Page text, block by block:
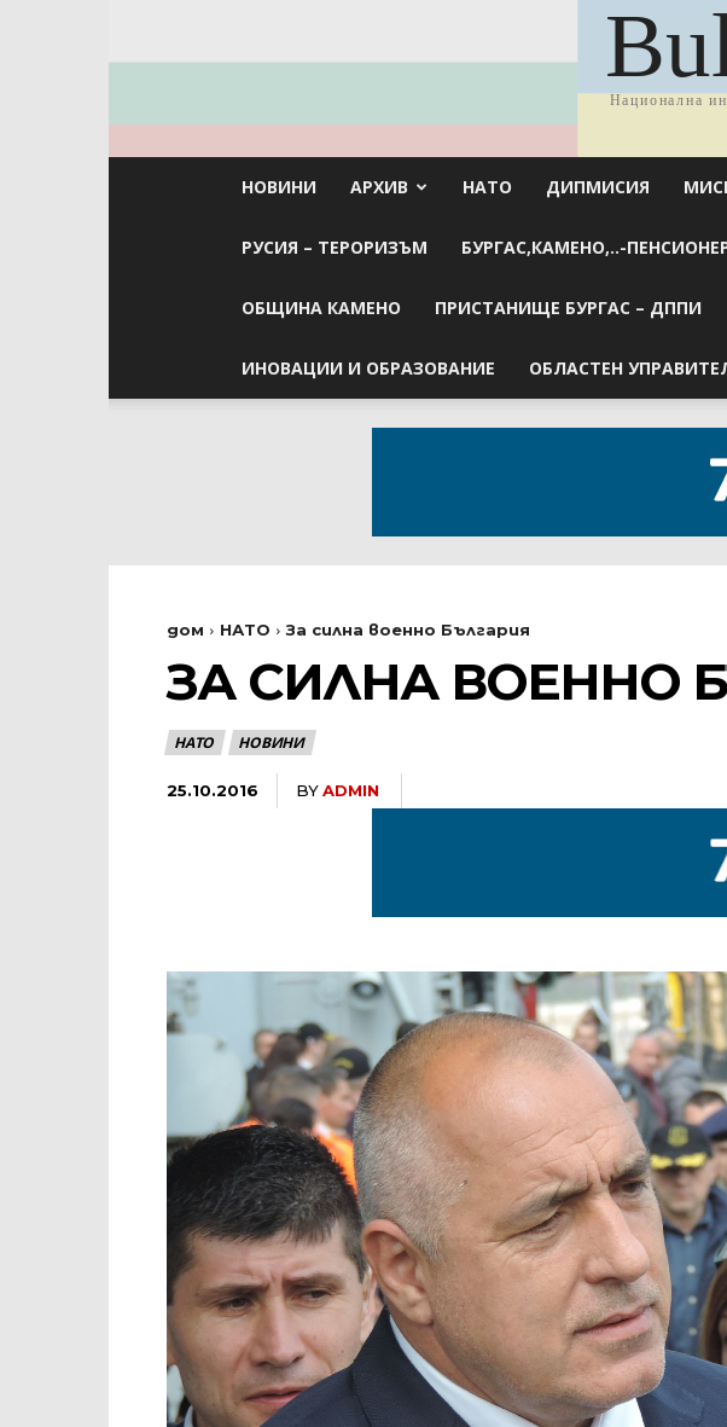
Национална
НОВИНИ АРХИВ НАТО ДИПМИСИЯ
РУСИЯ – ТЕРОРИЗЪМ БУРГАС,КАМЕНО,..-
ОБЩИНА КАМЕНО ПРИСТАНИЩЕ БУРГАС – ДППИ
ИНОВАЦИИ И ОБРАЗОВАНИЕ ОБЛАСТЕН
дом НАТО За силна военно България
ЗА СИЛНА ВОЕННО
НАТО НОВИНИ
25.10.2016 BYADMIN